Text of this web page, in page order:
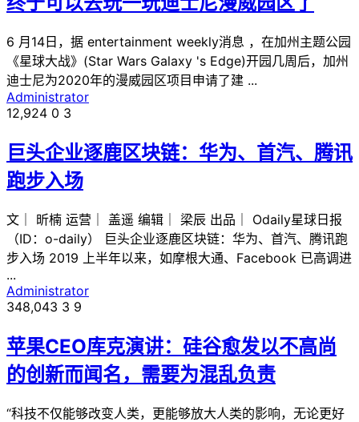
6 月14日，据 entertainment weekly消息 ，在加州主题公园
《星球大战》(Star Wars Galaxy 's Edge)开园几周后，加州
迪士尼为2020年的漫威园区项目申请了建 ...
Administrator
12,924 0 3
巨头企业逐鹿区块链：华为、首汽、腾讯
跑步入场
文｜ 昕楠 运营｜ 盖遥 编辑｜ 梁辰 出品｜ Odaily星球日报
（ID：o-daily） 巨头企业逐鹿区块链：华为、首汽、腾讯跑
步入场 2019 上半年以来，如摩根大通、Facebook 已高调进
...
Administrator
348,043 3 9
苹果CEO库克演讲：硅谷愈发以不高尚
的创新而闻名，需要为混乱负责
“科技不仅能够改变人类，更能够放大人类的影响，无论更好